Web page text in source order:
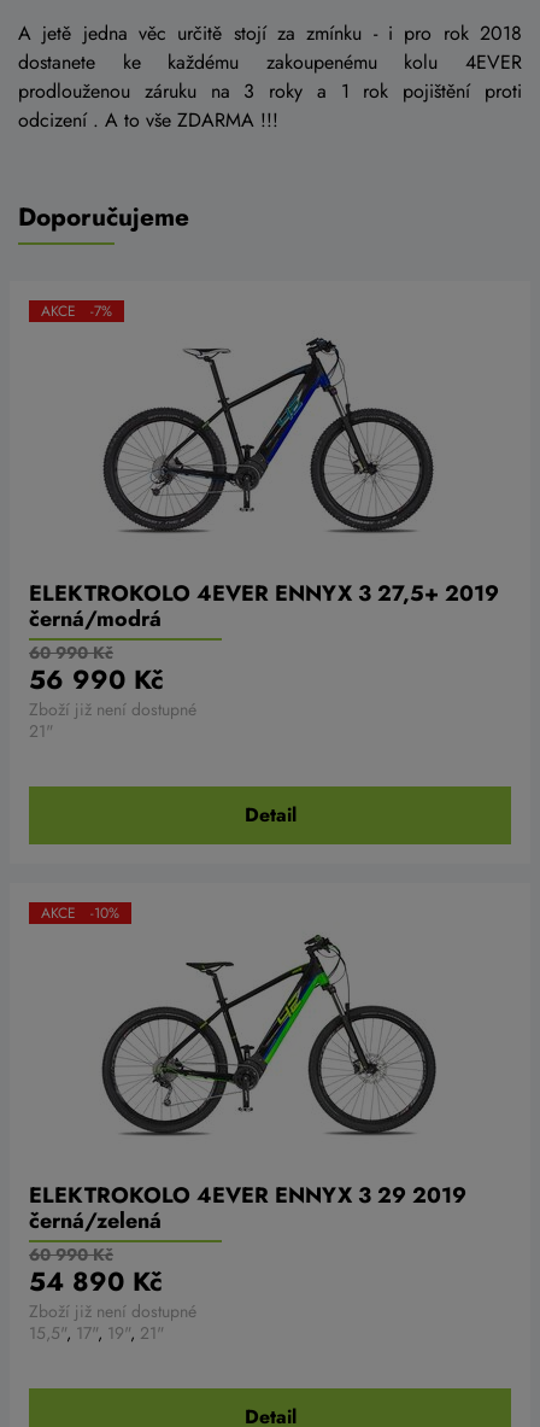
A jetě jedna věc určitě stojí za zmínku - i pro rok 2018
dostanete ke každému zakoupenému kolu 4EVER
prodlouženou záruku na 3 roky a 1 rok pojištění proti
odcizení . A to vše ZDARMA !!!
Doporučujeme
ELEKTROKOLO 4EVER ENNYX 3 27,5+ 2019
černá/modrá
AKCE -7%
60 990 Kč
56 990 Kč
Zboží již není dostupné
21"
Detail
ELEKTROKOLO 4EVER ENNYX 3 29 2019
černá/zelená
AKCE -10%
60 990 Kč
54 890 Kč
Zboží již není dostupné
15,5", 17", 19", 21"
Detail